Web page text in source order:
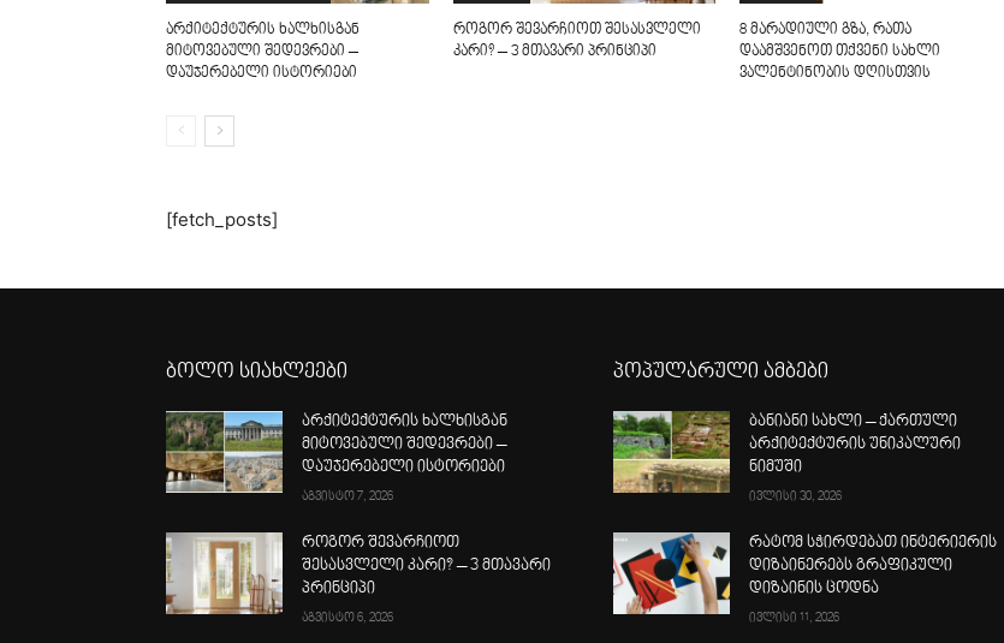
არქიტექტურის ხალხისგან
მიტოვებული შედევრები –
დაუჯერებელი ისტორიები
როგორ შევარჩიოთ შესასვლელი
კარი? – 3 მთავარი პრინციპი
8 მარადიული გზა, რათა
დაამშვენოთ თქვენი სახლი
ვალენტინობის დღისთვის
[fetch_posts]
ბოლო სიახლეები
არქიტექტურის ხალხისგან
მიტოვებული შედევრები –
დაუჯერებელი ისტორიები
აგვისტო 7, 2026
როგორ შევარჩიოთ
შესასვლელი კარი? – 3 მთავარი
პრინციპი
აგვისტო 6, 2026
პოპულარული ამბები
ბანიანი სახლი – ქართული
არქიტექტურის უნიკალური
ნიმუში
ივლისი 30, 2026
რატომ სჭირდებათ ინტერიერის
დიზაინერებს გრაფიკული
დიზაინის ცოდნა
ივლისი 11, 2026